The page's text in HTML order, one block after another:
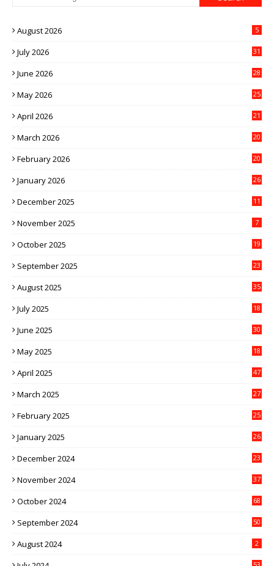
August 2026 5
July 2026 31
June 2026 28
May 2026 25
April 2026 21
March 2026 20
February 2026 20
January 2026 26
December 2025 11
November 2025 7
October 2025 19
September 2025 23
August 2025 35
July 2025 18
June 2025 30
May 2025 18
April 2025 47
March 2025 27
February 2025 25
January 2025 26
December 2024 23
November 2024 37
October 2024 68
September 2024 50
August 2024 2